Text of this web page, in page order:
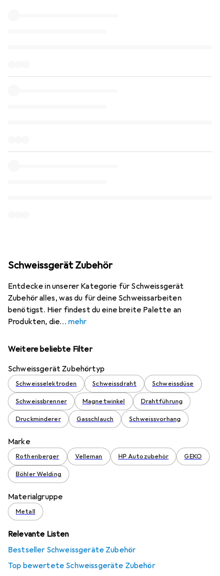
Schweissgerät Zubehör
Entdecke in unserer Kategorie für Schweissgerät
Zubehör alles, was du für deine Schweissarbeiten
benötigst. Hier findest du eine breite Palette an
Produkten, die
mehr
Weitere beliebte Filter
Schweissgerät Zubehörtyp
Schweisselektroden Schweissdraht Schweissdüse
Schweissbrenner Magnetwinkel Drahtführung
Druckminderer Gasschlauch Schweissvorhang
Marke
Rothenberger Velleman HP Autozubehör GEKO
Böhler Welding
Materialgruppe
Metall
Relevante Listen
Bestseller Schweissgeräte Zubehör
Top bewertete Schweissgeräte Zubehör